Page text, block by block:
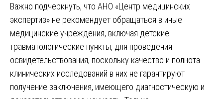
Важно подчеркнуть, что АНО «Центр медицинских
экспертиз» не рекомендует обращаться в иные
медицинские учреждения, включая детские
травматологические пункты, для проведения
освидетельствования, поскольку качество и полнота
клинических исследований в них не гарантируют
получение заключения, имеющего диагностическую и